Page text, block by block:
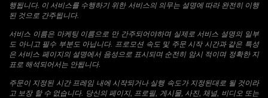
행됩니다. 이 서비스를 수행하기 위한 서비스의 의무는 설명에 따라 완전히 이행
된 것으로 간주됩니다.
서비스 이름은 마케팅 이름으로 만 간주되어야하며 실제로 서비스 설명의 일부
도 아니고 필수 부분도 아닙니다. 프로모션 속도 및 주문 시작 시간과 같은 특성
은 서비스 페이지의 설명에서 음성으로 표시되며 순전히 암시 적이며 정확한 지
표로 해석되어서는 안됩니다.
주문이 지정된 시간 프레임 내에 시작되거나 실행 속도가 지정된대로 될 것이라
고 보장 할 수 없습니다. 당신의 페이지, 프로필, 게시물, 사진, 채널, 비디오 또는